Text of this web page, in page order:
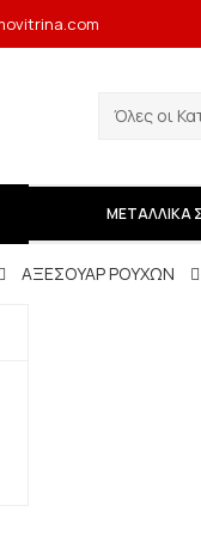
ΜΕΤΑΛΛΙΚΑ
ΑΞΕΣΟΥΑΡ ΡΟΥΧΩΝ